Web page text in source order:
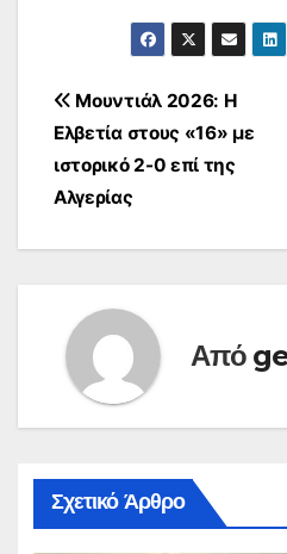
Πλοήγηση
άρθρων
Μουντιάλ 2026: Η
Ελβετία στους «16» με
ιστορικό 2-0 επί της
Αλγερίας
Από
Σχετικό Άρθρο